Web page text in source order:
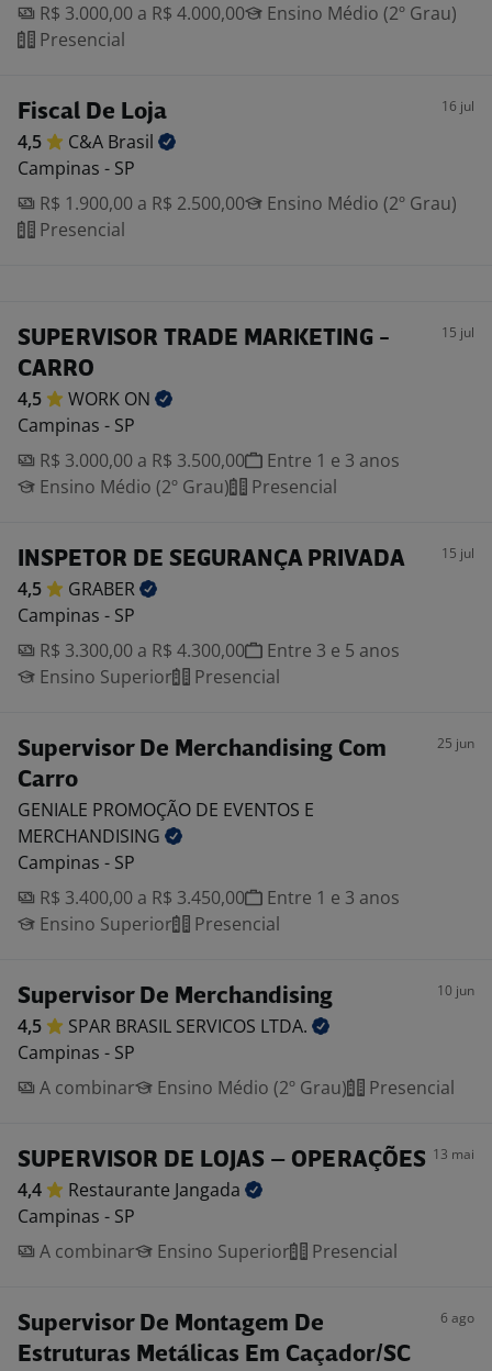
R$ 3.000,00 a R$ 4.000,00
Ensino Médio (2º Grau)
Presencial
Fiscal De Loja 16 jul
4,5 C&A Brasil
Campinas - SP
R$ 1.900,00 a R$ 2.500,00
Ensino Médio (2º Grau)
Presencial
SUPERVISOR TRADE MARKETING -
CARRO
15 jul
4,5 WORK ON
Campinas - SP
R$ 3.000,00 a R$ 3.500,00
Entre 1 e 3 anos
Ensino Médio (2º Grau)
Presencial
INSPETOR DE SEGURANÇA PRIVADA 15 jul
4,5
GRABER
Campinas - SP
R$ 3.300,00 a R$ 4.300,00
Entre 3 e 5 anos
Ensino Superior
Presencial
Supervisor De Merchandising Com
Carro
25 jun
GENIALE PROMOÇÃO DE EVENTOS E
MERCHANDISING
Campinas - SP
R$ 3.400,00 a R$ 3.450,00
Entre 1 e 3 anos
Ensino Superior
Presencial
Supervisor De Merchandising 10 jun
4,5 SPAR BRASIL SERVICOS LTDA.
Campinas - SP
A combinar
Ensino Médio (2º Grau) Presencial
SUPERVISOR DE LOJAS – OPERAÇÕES 13 mai
4,4 Restaurante Jangada
Campinas - SP
A combinar
Ensino Superior Presencial
Supervisor De Montagem De
Estruturas Metálicas Em Caçador/SC
6 ago